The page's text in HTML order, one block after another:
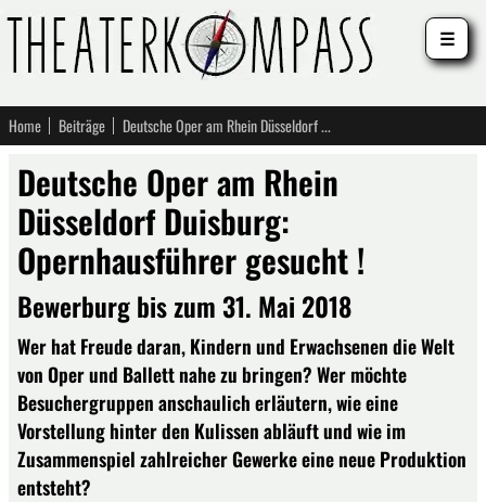
Home Beiträge Deutsche Oper am Rhein Düsseldorf Duisburg: Opernhausführer gesucht !
Deutsche Oper am Rhein
Düsseldorf Duisburg:
Opernhausführer gesucht !
Bewerburg bis zum 31. Mai 2018
Wer hat Freude daran, Kindern und Erwachsenen die Welt
von Oper und Ballett nahe zu bringen? Wer möchte
Besuchergruppen anschaulich erläutern, wie eine
Vorstellung hinter den Kulissen abläuft und wie im
Zusammenspiel zahlreicher Gewerke eine neue Produktion
entsteht?
☰